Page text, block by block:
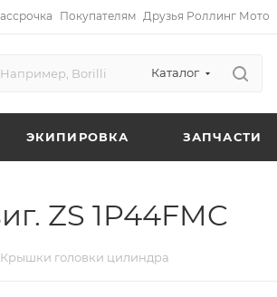
Покупателям Друзья Роллинг Мото
Каталог
ЭКИПИРОВКА ЗАПЧАСТИ
ZS 1P44FMC
Крышки головки цилиндра